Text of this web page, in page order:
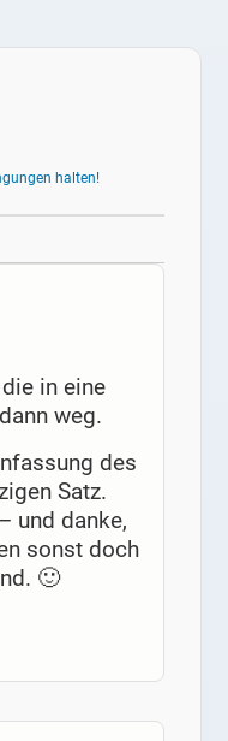
halten!
in eine
weg.
des
Satz.
und danke,
sonst doch
🙂